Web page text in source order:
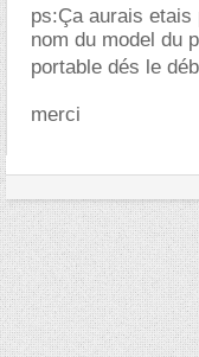
ps:Ça aurais
nom du model du
portable dés le
merci